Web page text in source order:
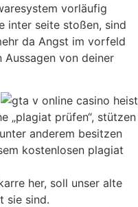
vorläufig
inter seite stoßen, sind
da Angst im vorfeld
Aussagen von deiner
„plagiat prüfen“, stützen
anderem besitzen
kostenlosen plagiat
her, soll unser alte
sie sind.